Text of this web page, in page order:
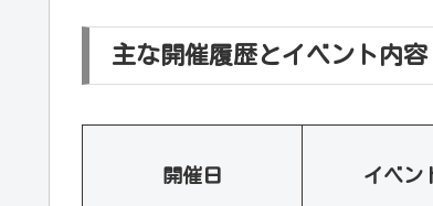
主な開催履歴とイベント内容
開催日 イベン